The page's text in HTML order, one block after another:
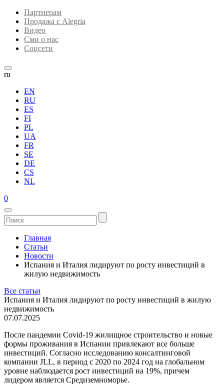
Партнерам
Продажа с Alegria
Видео
Сми о нас
Соцсети
ru
EN
RU
ES
FI
PL
UA
FR
SE
DE
CS
NL
0
Главная
Статьи
Новости
Испания и Италия лидируют по росту инвестиций в
жилую недвижимость
Все статьи
Испания и Италия лидируют по росту инвестиций в жилую
недвижимость
07.07.2025
После пандемии Covid-19 жилищное строительство и новые
формы проживания в Испании привлекают все больше
инвестиций. Согласно исследованию консалтинговой
компании JLL, в период с 2020 по 2024 год на глобальном
уровне наблюдается рост инвестиций на 19%, причем
лидером является Средиземноморье.